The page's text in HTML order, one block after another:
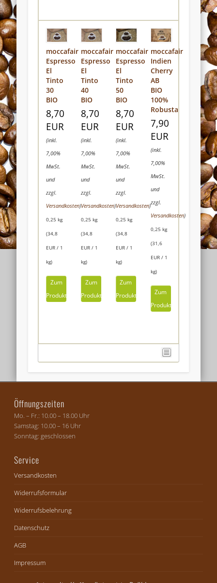
moccafair
Espresso
El
Tinto
30
BIO
8,70
EUR
(inkl.
7,00%
MwSt.
und
zzgl.
Versandkosten)
0,25 kg
(34,8
EUR / 1
kg)
Zum
Produkt
moccafair
Espresso
El
Tinto
40
BIO
8,70
EUR
(inkl.
7,00%
MwSt.
und
zzgl.
Versandkosten)
0,25 kg
(34,8
EUR / 1
kg)
Zum
Produkt
moccafair
Espresso
El
Tinto
50
BIO
8,70
EUR
(inkl.
7,00%
MwSt.
und
zzgl.
Versandkosten)
0,25 kg
(34,8
EUR / 1
kg)
Zum
Produkt
moccafair
Indien
Cherry
AB
BIO
100%
Robusta
7,90
EUR
(inkl.
7,00%
MwSt.
und
zzgl.
Versandkosten)
0,25 kg
(31,6
EUR / 1
kg)
Zum
Produkt
Öffnungszeiten
Mo. – Fr.: 10.00 – 18.00 Uhr
Samstag: 10.00 – 16 Uhr
Sonntag: geschlossen
Service
Versandkosten
Widerrufsformular
Widerrufsbelehrung
Datenschutz
AGB
Impressum
Widerruf bestätigen